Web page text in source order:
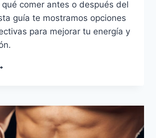
comer antes o después del
guía te mostramos opciones
para mejorar tu energía y